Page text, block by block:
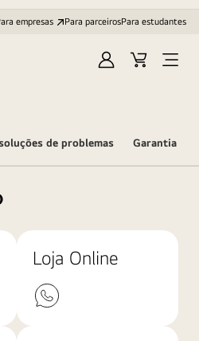
empresas Para parceirosPara estudantes
EntrarCarrinhoOpen
de problemas Garantia
Loja Online